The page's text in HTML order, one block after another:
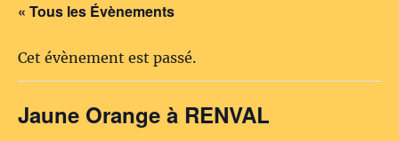
« Tous les Évènements
Cet évènement est passé.
Jaune Orange à RENVAL